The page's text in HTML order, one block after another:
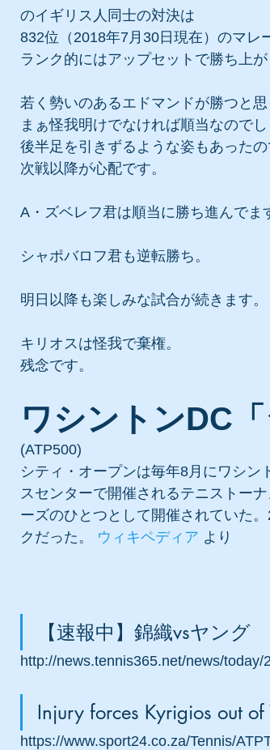
のイギリス人同士の対決は
832位（2018年7月30日現在）のマレ
ランク的にはアップセットで勝ち上が
若く勢いのあるエドマンドが勝つと思
まぁ怪我明けでなければ順当なのでし
後半足を引きずるような姿もあった
次戦以降が心配です。
A・ズベレフ君は順当に勝ち進んでま
シャポバロフ君も逆転勝ち。
明日以降も楽しみな試合が続きます。
キリオスは怪我で棄権。
残念です。
ワシントンDC
(ATP500)
シティ・オープンは毎年8月にワシン
スセンターで開催されるテニストー
ーズのひとつとして開催されていた
クだった。 ウィキペディア より
【速報中】錦織vsヤング
http://news.tennis365.net/news/today/
Injury forces Kyrigios out
https://www.sport24.co.za/Tennis/